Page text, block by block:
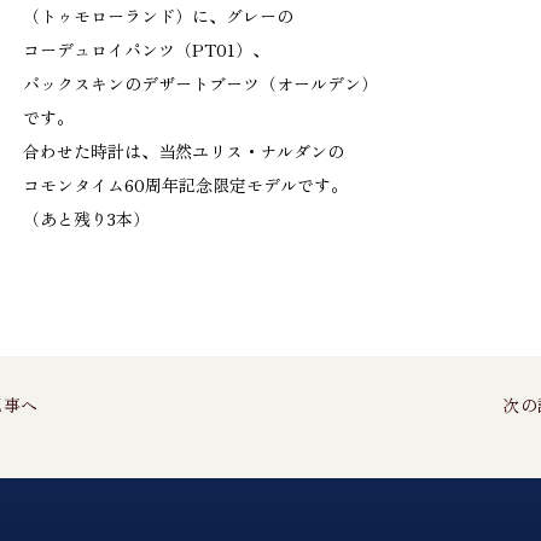
（トゥモローランド）に、グレーの
コーデュロイパンツ（PT01）、
バックスキンのデザートブーツ（オールデン）
です。
合わせた時計は、当然ユリス・ナルダンの
コモンタイム60周年記念限定モデルです。
（あと残り3本）
へ 次